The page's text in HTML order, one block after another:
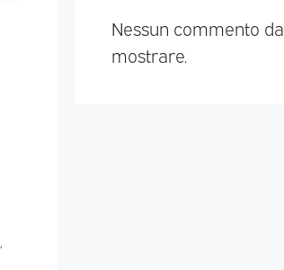
Nessun commento da
mostrare.